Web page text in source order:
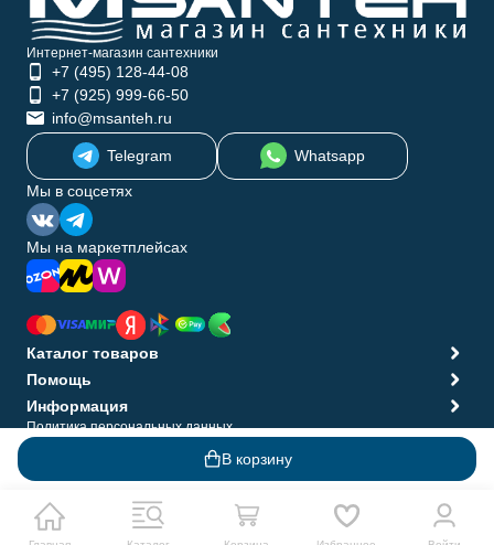
В корзину
Интернет-магазин сантехники
+7 (495) 128-44-08
+7 (925) 999-66-50
info@msanteh.ru
Telegram
Whatsapp
Мы в соцсетях
Мы на маркетплейсах
Каталог товаров
Помощь
Информация
Политика персональных данных